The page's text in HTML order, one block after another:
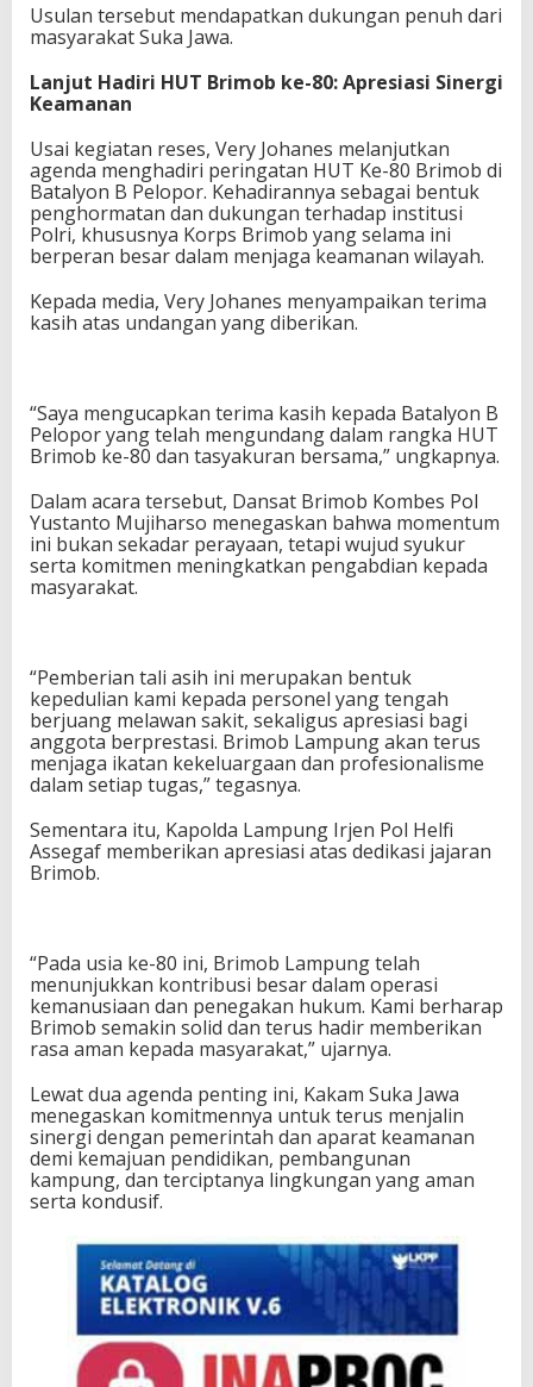
Usulan tersebut mendapatkan dukungan penuh dari
masyarakat Suka Jawa.
Lanjut Hadiri HUT Brimob ke-80: Apresiasi Sinergi
Keamanan
Usai kegiatan reses, Very Johanes melanjutkan
agenda menghadiri peringatan HUT Ke-80 Brimob di
Batalyon B Pelopor. Kehadirannya sebagai bentuk
penghormatan dan dukungan terhadap institusi
Polri, khususnya Korps Brimob yang selama ini
berperan besar dalam menjaga keamanan wilayah.
Kepada media, Very Johanes menyampaikan terima
kasih atas undangan yang diberikan.
“Saya mengucapkan terima kasih kepada Batalyon B
Pelopor yang telah mengundang dalam rangka HUT
Brimob ke-80 dan tasyakuran bersama,” ungkapnya.
Dalam acara tersebut, Dansat Brimob Kombes Pol
Yustanto Mujiharso menegaskan bahwa momentum
ini bukan sekadar perayaan, tetapi wujud syukur
serta komitmen meningkatkan pengabdian kepada
masyarakat.
“Pemberian tali asih ini merupakan bentuk
kepedulian kami kepada personel yang tengah
berjuang melawan sakit, sekaligus apresiasi bagi
anggota berprestasi. Brimob Lampung akan terus
menjaga ikatan kekeluargaan dan profesionalisme
dalam setiap tugas,” tegasnya.
Sementara itu, Kapolda Lampung Irjen Pol Helfi
Assegaf memberikan apresiasi atas dedikasi jajaran
Brimob.
“Pada usia ke-80 ini, Brimob Lampung telah
menunjukkan kontribusi besar dalam operasi
kemanusiaan dan penegakan hukum. Kami berharap
Brimob semakin solid dan terus hadir memberikan
rasa aman kepada masyarakat,” ujarnya.
Lewat dua agenda penting ini, Kakam Suka Jawa
menegaskan komitmennya untuk terus menjalin
sinergi dengan pemerintah dan aparat keamanan
demi kemajuan pendidikan, pembangunan
kampung, dan terciptanya lingkungan yang aman
serta kondusif.